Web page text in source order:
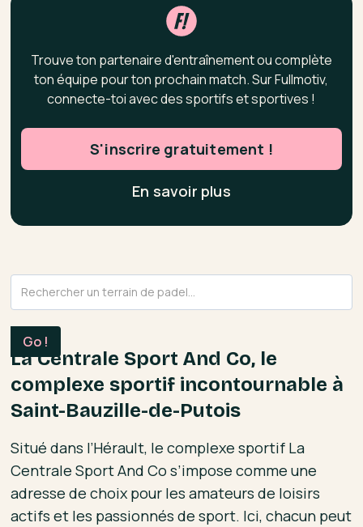
La Centrale Sport And Co, le
complexe sportif incontournable à
Saint-Bauzille-de-Putois
Situé dans l’Hérault, le complexe sportif La
Centrale Sport And Co s’impose comme une
adresse de choix pour les amateurs de loisirs
actifs et les passionnés de sport. Ici, chacun peut
Trouve ton partenaire d'entraînement ou complète
ton équipe pour ton prochain match. Sur Fullmotiv,
connecte-toi avec des sportifs et sportives !
S'inscrire gratuitement !
En savoir plus